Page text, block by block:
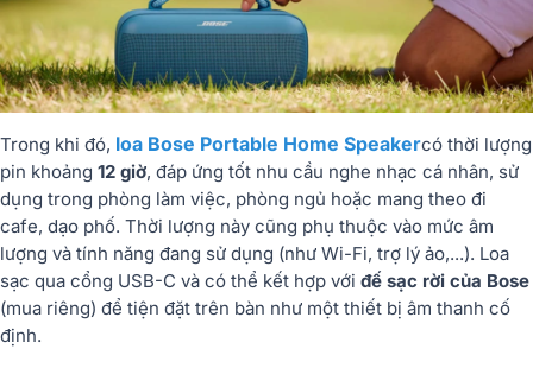
Trong khi đó, loa Bose Portable Home Speakercó thời lượng
pin khoảng 12 giờ, đáp ứng tốt nhu cầu nghe nhạc cá nhân, sử
dụng trong phòng làm việc, phòng ngủ hoặc mang theo đi
cafe, dạo phố. Thời lượng này cũng phụ thuộc vào mức âm
lượng và tính năng đang sử dụng (như Wi-Fi, trợ lý ảo,...). Loa
sạc qua cổng USB-C và có thể kết hợp với đế sạc rời của Bose
(mua riêng) để tiện đặt trên bàn như một thiết bị âm thanh cố
định.